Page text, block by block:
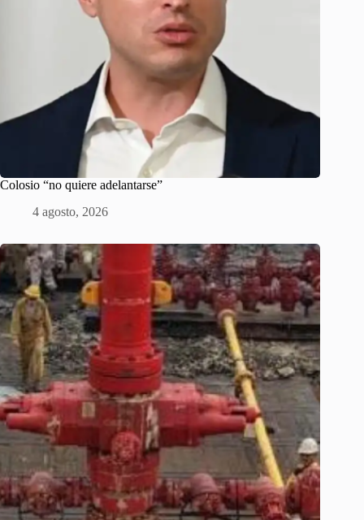
Colosio “no quiere adelantarse”
4 agosto, 2026